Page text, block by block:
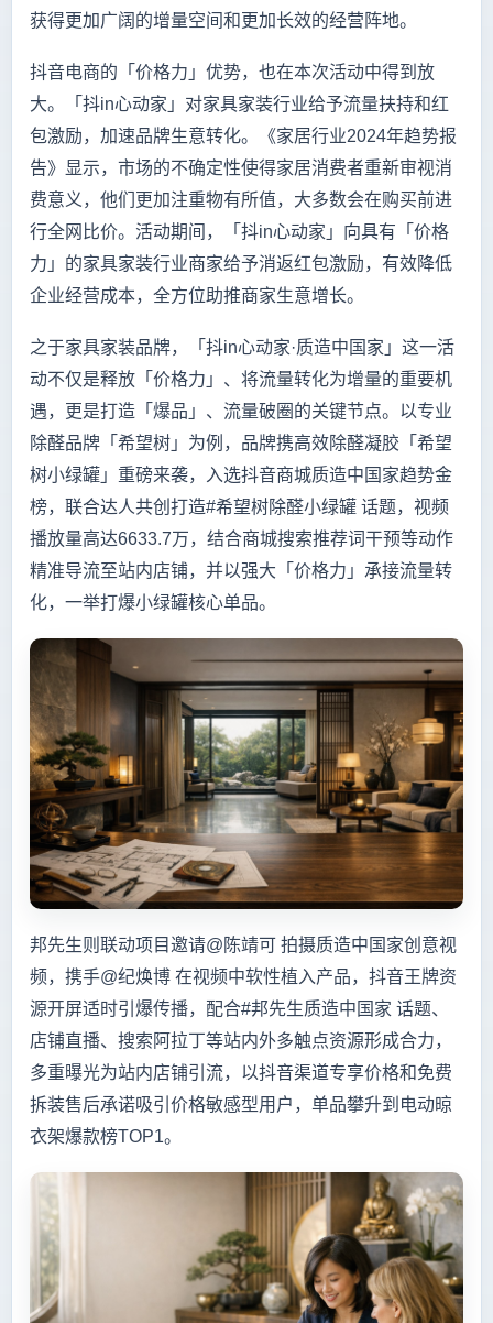
获得更加广阔的增量空间和更加长效的经营阵地。
抖音电商的「价格力」优势，也在本次活动中得到放
大。「抖in心动家」对家具家装行业给予流量扶持和红
包激励，加速品牌生意转化。《家居行业2024年趋势报
告》显示，市场的不确定性使得家居消费者重新审视消
费意义，他们更加注重物有所值，大多数会在购买前进
行全网比价。活动期间，「抖in心动家」向具有「价格
力」的家具家装行业商家给予消返红包激励，有效降低
企业经营成本，全方位助推商家生意增长。
之于家具家装品牌，「抖in心动家·质造中国家」这一活
动不仅是释放「价格力」、将流量转化为增量的重要机
遇，更是打造「爆品」、流量破圈的关键节点。以专业
除醛品牌「希望树」为例，品牌携高效除醛凝胶「希望
树小绿罐」重磅来袭，入选抖音商城质造中国家趋势金
榜，联合达人共创打造#希望树除醛小绿罐 话题，视频
播放量高达6633.7万，结合商城搜索推荐词干预等动作
精准导流至站内店铺，并以强大「价格力」承接流量转
化，一举打爆小绿罐核心单品。
邦先生则联动项目邀请@陈靖可 拍摄质造中国家创意视
频，携手@纪焕博 在视频中软性植入产品，抖音王牌资
源开屏适时引爆传播，配合#邦先生质造中国家 话题、
店铺直播、搜索阿拉丁等站内外多触点资源形成合力，
多重曝光为站内店铺引流，以抖音渠道专享价格和免费
拆装售后承诺吸引价格敏感型用户，单品攀升到电动晾
衣架爆款榜TOP1。